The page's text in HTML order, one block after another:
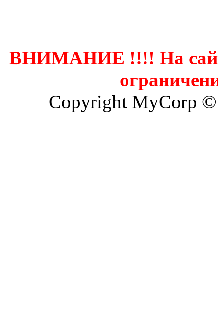
ВНИМАНИЕ !!!! На
Copyright MyCorp